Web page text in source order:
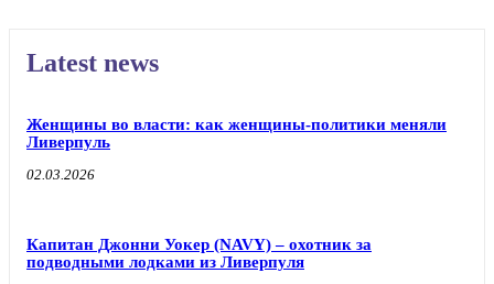
Latest news
Женщины во власти: как женщины-политики меняли
Ливерпуль
02.03.2026
Капитан Джонни Уокер (NAVY) – охотник за
подводными лодками из Ливерпуля